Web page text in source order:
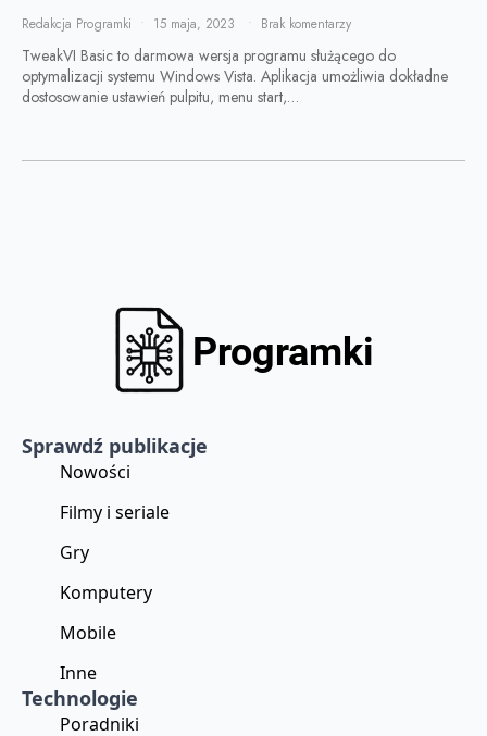
Redakcja Programki 15 maja, 2023 Brak komentarzy
TweakVI Basic to darmowa wersja programu służącego do
optymalizacji systemu Windows Vista. Aplikacja umożliwia dokładne
dostosowanie ustawień pulpitu, menu start,…
Sprawdź publikacje
Nowości
Filmy i seriale
Gry
Komputery
Mobile
Inne
Technologie
Poradniki